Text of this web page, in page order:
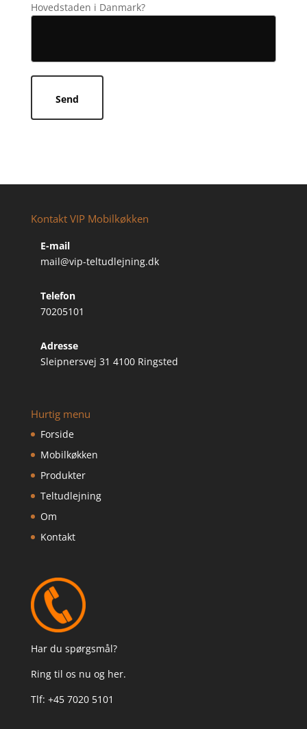
Hovedstaden i Danmark?
Kontakt VIP Mobilkøkken
E-mail
mail@vip-teltudlejning.dk
Telefon
70205101
Adresse
Sleipnersvej 31 4100 Ringsted
Hurtig menu
Forside
Mobilkøkken
Produkter
Teltudlejning
Om
Kontakt
Har du spørgsmål?
Ring til os nu og her.
Tlf: +45 7020 5101